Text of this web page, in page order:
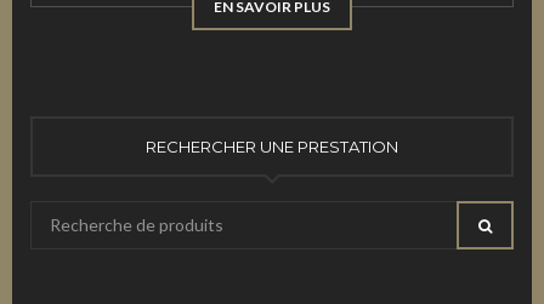
EN SAVOIR PLUS
RECHERCHER UNE PRESTATION